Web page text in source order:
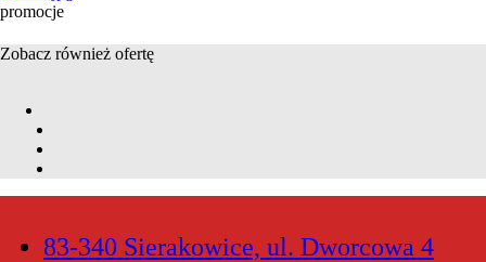
promocje
Zobacz również ofertę
83-340 Sierakowice, ul. Dworcowa 4